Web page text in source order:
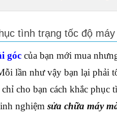
tình trạng tốc độ
góccủa bạn mới mua
lần như vậy bạn lại phải
cho bạn cách khắc phục
nghiệm sửa chữa máy